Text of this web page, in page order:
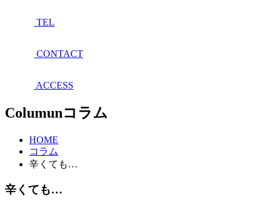
TEL
CONTACT
ACCESS
Columunコラム
HOME
コラム
辛くても…
辛くても…